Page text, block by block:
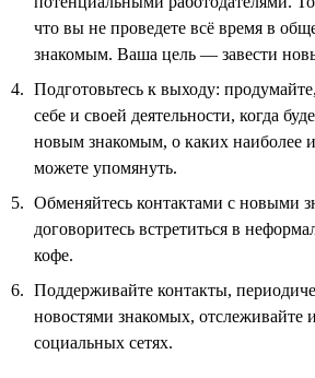
что вы не проведете всё время в
знакомым. Ваша цель — завести
Подготовьтесь к выходу:
себе и своей деятельности, когда
новым знакомым, о каких наиболее
можете упомянуть.
Обменяйтесь контактами с новыми
договоритесь встретиться в
кофе.
Поддерживайте контакты,
новостями знакомых, отслеживайте
социальных сетях.